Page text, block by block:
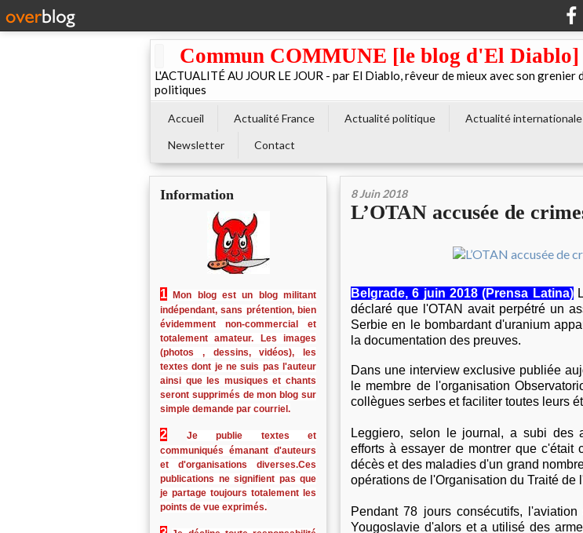
Commun COMMUNE [le blog d'El Diablo]
L'ACTUALITÉ AU JOUR LE JOUR - par El Diablo, rêveur de mieux avec son
politiques
Accueil Actualité France Actualité politique Actualité internationale
Newsletter
Contact
Information
1
Mon blog est un blog militant
indépendant, sans prétention, bien
évidemment non-commercial et
totalement amateur. Les images
(photos , dessins, vidéos), les
textes dont je ne suis pas l'auteur
ainsi que les musiques et chants
seront supprimés de mon blog sur
simple demande par courriel.
2
Je publie textes et
communiqués émanant d'auteurs
et d'organisations diverses.Ces
publications ne signifient pas que
je partage toujours totalement les
points de vue exprimés.
8 Juin 2018
L’OTAN accusée de
Belgrade, 6 juin 2018 (Prensa Latina)
déclaré que l'OTAN avait perpétré un
Serbie en le bombardant d'uranium
la documentation des preuves.
Dans une interview exclusive publiée
le membre de l'organisation
collègues serbes et faciliter toutes leurs
Leggiero, selon le journal, a subi des
efforts à essayer de montrer que c'était
décès et des maladies d'un grand
opérations de l'Organisation du Traité de
Pendant 78 jours consécutifs,
Yougoslavie d'alors et a utilisé des